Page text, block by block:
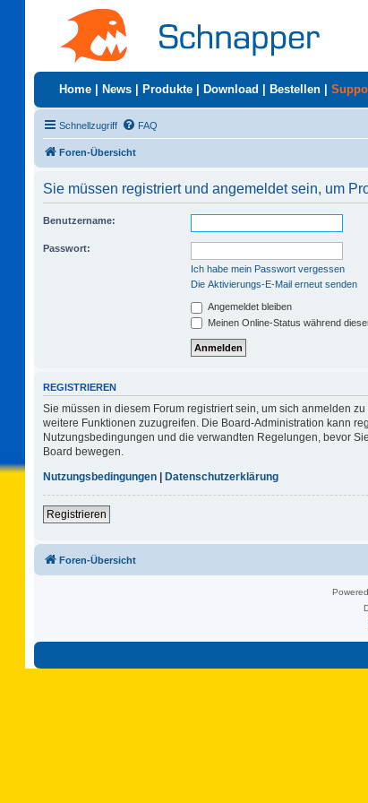
Home News Produkte Download Bestellen
Schnellzugriff FAQ
Foren-Übersicht
Sie müssen registriert und angemeldet sein, um
Benutzername:
Passwort:
Ich habe mein Passwort vergessen
Die Aktivierungs-E-Mail erneut senden
Angemeldet bleiben
Meinen Online-Status während
REGISTRIEREN
Sie müssen in diesem Forum registriert sein, um sich anmelden
weitere Funktionen zuzugreifen. Die Board-Administration kann
Nutzungsbedingungen und die verwandten Regelungen, bevor
Board bewegen.
Nutzungsbedingungen | Datenschutzerklärung
Registrieren
Foren-Übersicht